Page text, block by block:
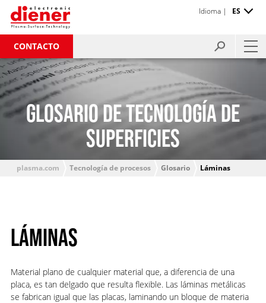
CONTACTO
Idioma | ES
GLOSARIO DE TECNOLOGÍA DE
SUPERFICIES
plasma.com Tecnología de procesos Glosario Láminas
LÁMINAS
Material plano de cualquier material que, a diferencia de una
placa, es tan delgado que resulta flexible. Las láminas metálicas
se fabrican igual que las placas, laminando un bloque de materia